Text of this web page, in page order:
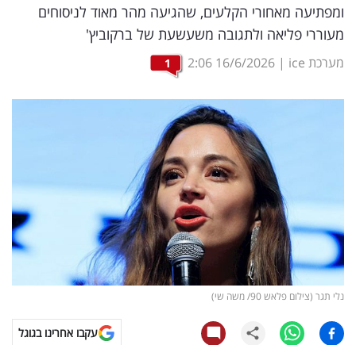
שיווק
ופרסום
רכילות
עסקית
קריפטו
ויראלי
ומפתיעה מאחורי הקלעים, שהגיעה מהר מאוד לניסוחים
מעוררי פליאה ולתגובה משעשעת של ברקוביץ'
מערכת ice |
16/6/2026
2:06
1
נלי תגר (צילום פלאש 90/ משה שי)
עקבו אחרינו בגוגל